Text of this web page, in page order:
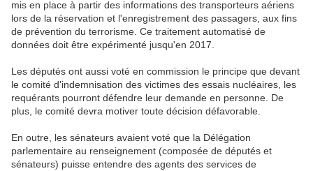
mis en place à partir des informations des transporteurs aériens
lors de la réservation et l'enregistrement des passagers, aux fins
de prévention du terrorisme. Ce traitement automatisé de
données doit être expérimenté jusqu'en 2017.
Les députés ont aussi voté en commission le principe que devant
le comité d'indemnisation des victimes des essais nucléaires, les
requérants pourront défendre leur demande en personne. De
plus, le comité devra motiver toute décision défavorable.
En outre, les sénateurs avaient voté que la Délégation
parlementaire au renseignement (composée de députés et
sénateurs) puisse entendre des agents des services de